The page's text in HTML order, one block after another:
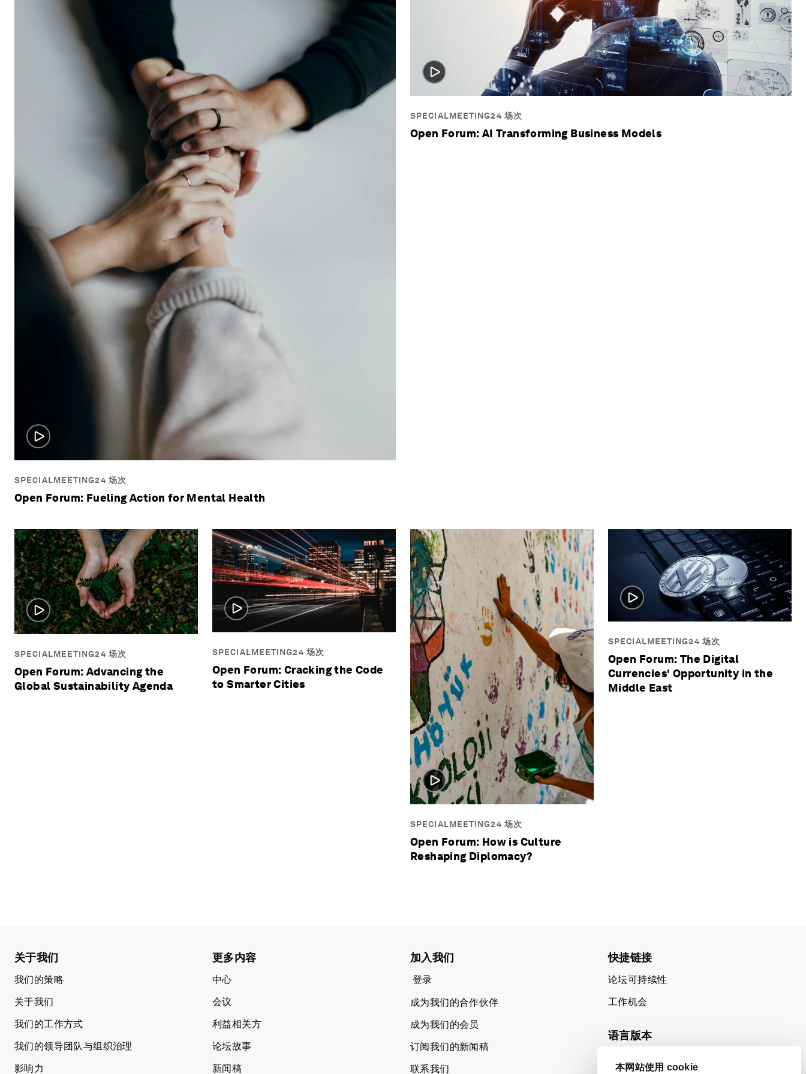
本网站使用 cookie
SPECIALMEETING24 场次
Open Forum: Fueling Action for Mental Health
SPECIALMEETING24 场次
Open Forum: AI Transforming Business Models
SPECIALMEETING24 场次
Open Forum: Advancing the
Global Sustainability Agenda
SPECIALMEETING24 场次
Open Forum: Cracking the Code
to Smarter Cities
SPECIALMEETING24 场次
Open Forum: How is Culture
Reshaping Diplomacy?
SPECIALMEETING24 场次
Open Forum: The Digital
Currencies' Opportunity in the
Middle East
关于我们
我们的策略
关于我们
我们的工作方式
我们的领导团队与组织治理
影响力
更多内容
中心
会议
利益相关方
论坛故事
新闻稿
加入我们
登录
成为我们的合作伙伴
成为我们的会员
订阅我们的新闻稿
联系我们
快捷链接
论坛可持续性
工作机会
语言版本